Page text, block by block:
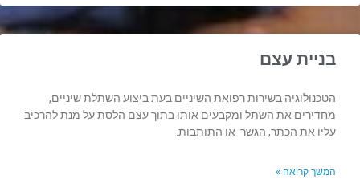
בניית עצם
הטכנולוגיה בשירות רפואת השיניים בעת ביצוע השתלת שיניים,
מחדירים את השתל ומקבעים אותו בתוך עצם הלסת על מנת להרכיב
עליו את הכתר, הגשר או התותבות.
המשך קריאה »